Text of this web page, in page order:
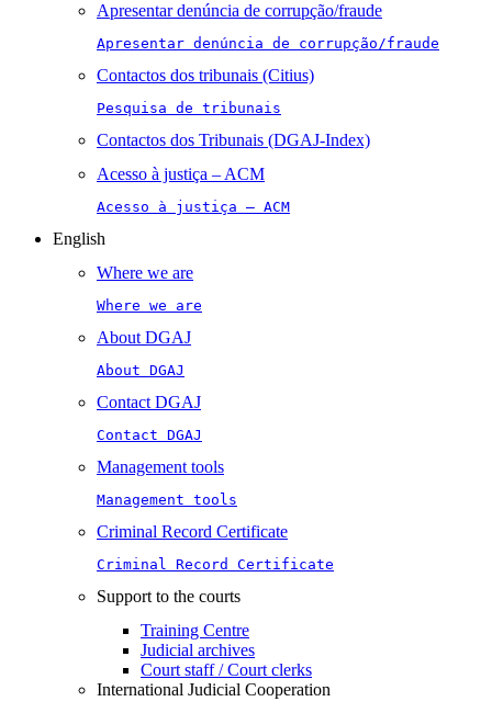
Apresentar denúncia de corrupção/fraude
Apresentar denúncia de corrupção/fraude
Contactos dos tribunais (Citius)
Pesquisa de tribunais
Contactos dos Tribunais (DGAJ-Index)
Acesso à justiça – ACM
Acesso à justiça – ACM
English
Where we are
Where we are
About DGAJ
About DGAJ
Contact DGAJ
Contact DGAJ
Management tools
Management tools
Criminal Record Certificate
Criminal Record Certificate
Support to the courts
Training Centre
Judicial archives
Court staff / Court clerks
International Judicial Cooperation